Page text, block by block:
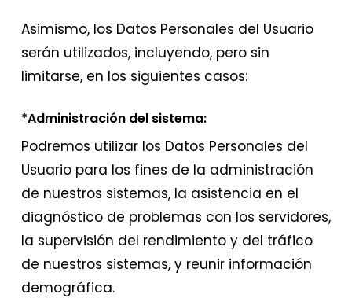
Asimismo, los Datos Personales del Usuario
serán utilizados, incluyendo, pero sin
limitarse, en los siguientes casos:
*Administración del sistema:
Podremos utilizar los Datos Personales del
Usuario para los fines de la administración
de nuestros sistemas, la asistencia en el
diagnóstico de problemas con los servidores,
la supervisión del rendimiento y del tráfico
de nuestros sistemas, y reunir información
demográfica.